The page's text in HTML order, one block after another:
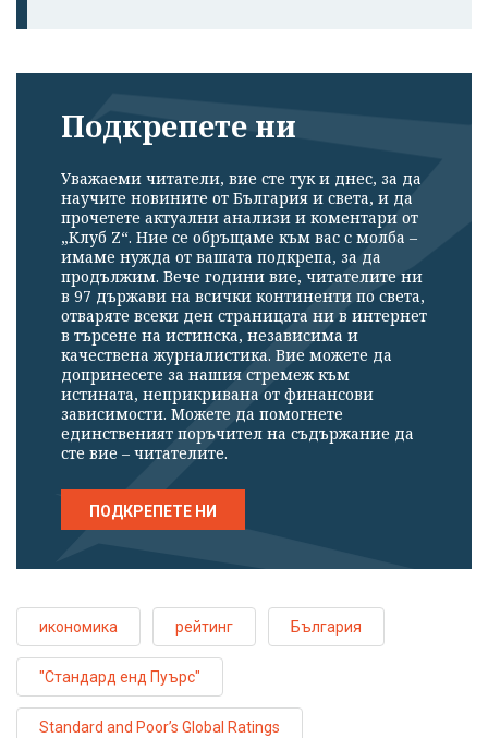
Подкрепете ни
Уважаеми читатели, вие сте тук и днес, за да
научите новините от България и света, и да
прочетете актуални анализи и коментари от
„Клуб Z“. Ние се обръщаме към вас с молба –
имаме нужда от вашата подкрепа, за да
продължим. Вече години вие, читателите ни
в 97 държави на всички континенти по света,
отваряте всеки ден страницата ни в интернет
в търсене на истинска, независима и
качествена журналистика. Вие можете да
допринесете за нашия стремеж към
истината, неприкривана от финансови
зависимости. Можете да помогнете
единственият поръчител на съдържание да
сте вие – читателите.
ПОДКРЕПЕТЕ НИ
икономика рейтинг България
"Стандард енд Пуърс"
Standard and Poor’s Global Ratings